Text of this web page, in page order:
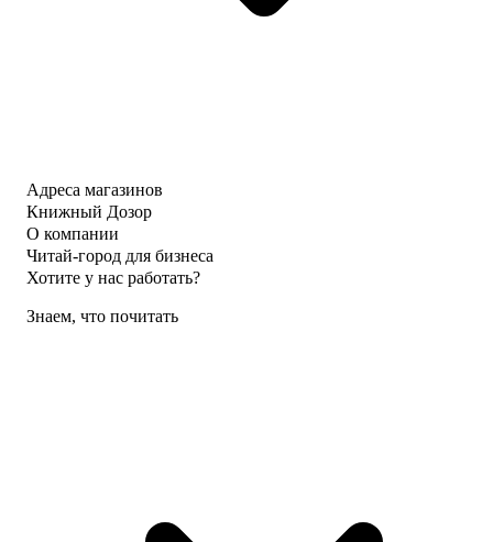
Адреса магазинов
Книжный Дозор
О компании
Читай-город для бизнеса
Хотите у нас работать?
Знаем, что почитать